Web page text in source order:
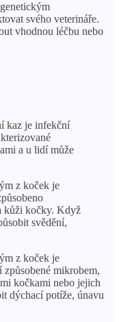
svého veterináře.
vhodnou léčbu nebo
kaz je infekční
a u lidí může
z koček je
kůži kočky. Když
svědění,
z koček je
způsobené mikrobem,
kočkami nebo jejich
dýchací potíže, únavu